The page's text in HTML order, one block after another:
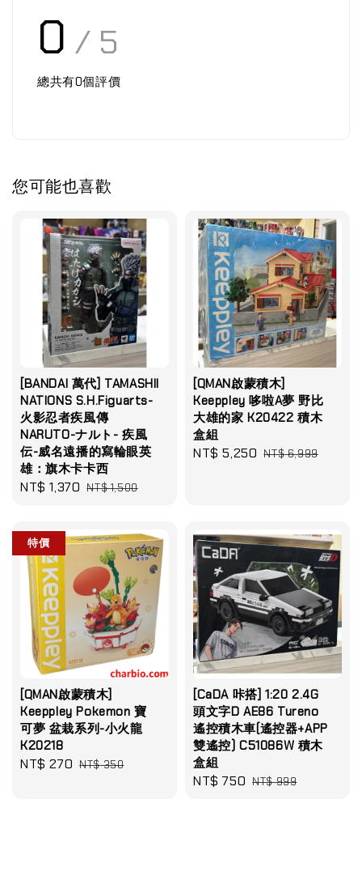
0 / 5
總共有0個評價
您可能也喜歡
[BANDAI 萬代] TAMASHII
NATIONS S.H.Figuarts-
火影忍者疾風傳
NARUTO-ナルト- 疾風
伝-威名遠播的寫輪眼英
雄：旗木卡卡西
Sale
NT$ 1,370 Regular
NT$ 1,500
[QMAN啟蒙積木]
Keeppley 哆啦A夢 野比
大雄的家 K20422 積木
盒組
Sale
NT$ 5,250 Regular
NT$ 6,999
特價
[QMAN啟蒙積木]
Keeppley Pokemon 寶
可夢 盆栽系列-小火龍
K20218
Sale
NT$ 270 Regular
NT$ 350
[CaDA 咔搭] 1:20 2.4G
頭文字D AE86 Tureno
遙控積木車(遙控器+APP
雙遙控) C51086W 積木
盒組
Sale
NT$ 750 Regular
NT$ 999